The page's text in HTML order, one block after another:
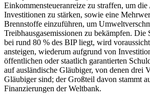
Einkommensteueranreize zu straffen, um
Investitionen zu stärken, sowie eine
Brennstoffe einzuführen, um
Treibhausgasemissionen zu bekämpfen. Die
bei rund 80 % des BIP liegt, wird
ansteigen, wiederum aufgrund von
öffentlichen oder staatlich garantierten
auf ausländische Gläubiger, von denen drei
Gläubiger sind; der Großteil davon stammt
Finanzierungen der Weltbank.